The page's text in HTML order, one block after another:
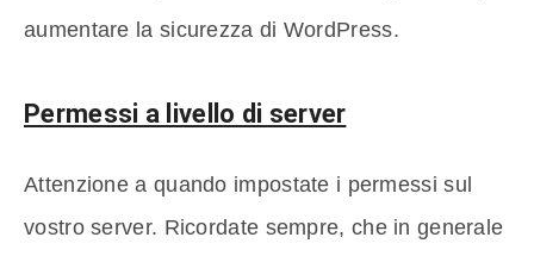
aumentare la sicurezza di WordPress.
Permessi a livello di server
Attenzione a quando impostate i permessi sul
vostro server. Ricordate sempre, che in generale